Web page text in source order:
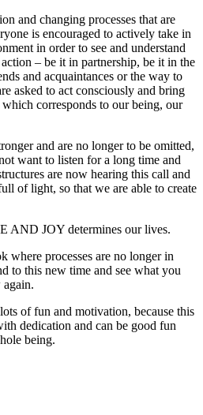
and changing processes that are
is encouraged to actively take in
in order to see and understand
– be it in partnership, be it in the
and acquaintances or the way to
asked to act consciously and bring
corresponds to our being, our
and are no longer to be omitted,
want to listen for a long time and
are now hearing this call and
of light, so that we are able to create
AND JOY determines our lives.
processes are no longer in
to this new time and see what you
of fun and motivation, because this
dedication and can be good fun
being.